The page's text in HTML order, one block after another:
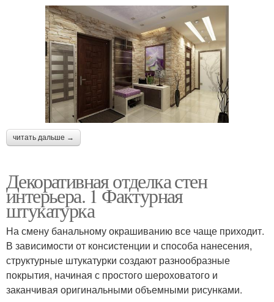
читать дальше →
Декоративная отделка стен
интерьера. 1 Фактурная
штукатурка
На смену банальному окрашиванию все чаще приходит.
В зависимости от консистенции и способа нанесения,
структурные штукатурки создают разнообразные
покрытия, начиная с простого шероховатого и
заканчивая оригинальными объемными рисунками.